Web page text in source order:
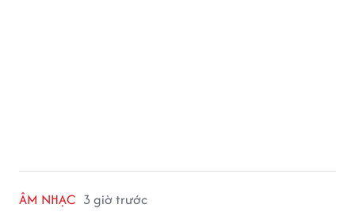
ÂM NHẠC 3 giờ trước